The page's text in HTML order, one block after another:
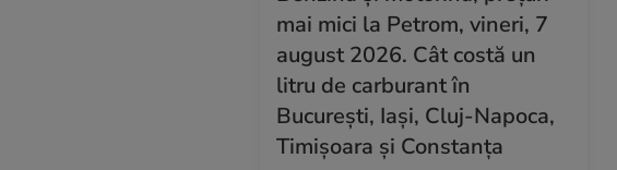
mai mici la Petrom, vineri, 7
august 2026. Cât costă un
litru de carburant în
București, Iași, Cluj-Napoca,
Timișoara și Constanța